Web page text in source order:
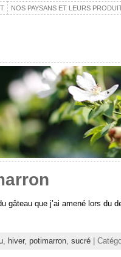
NOS PAYSANS ET LEURS
que j’ai amené lors du
, hiver, potimarron, sucré|